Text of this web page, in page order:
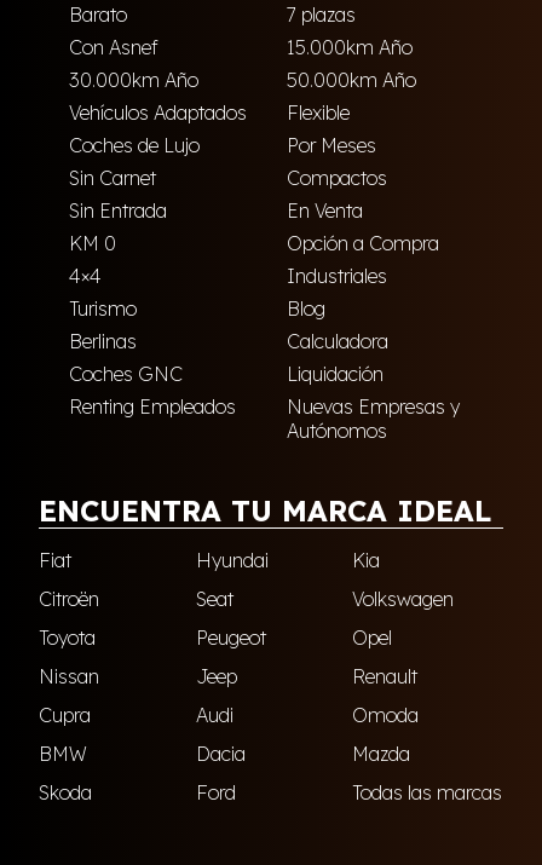
Barato
7 plazas
Con Asnef
15.000km Año
30.000km Año
50.000km Año
Vehículos Adaptados
Flexible
Coches de Lujo
Por Meses
Sin Carnet
Compactos
Sin Entrada
En Venta
KM 0
Opción a Compra
4×4
Industriales
Turismo
Blog
Berlinas
Calculadora
Coches GNC
Liquidación
Renting Empleados
Nuevas Empresas y
Autónomos
ENCUENTRA TU MARCA IDEAL
Fiat Hyundai
Kia
Citroën
Seat
Volkswagen
Toyota
Peugeot
Opel
Nissan
Jeep
Renault
Cupra
Audi
Omoda
BMW
Dacia
Mazda
Skoda
Ford Todas las marcas